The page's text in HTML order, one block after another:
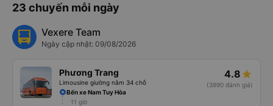
23 chuyến mỗi ngày
Vexere Team
Ngày cập nhật: 09/08/2026
Phương Trang
Limousine giường nằm 34 chỗ
4.8
(3990 đánh giá)
Bến xe Nam Tuy Hòa
11 giờ